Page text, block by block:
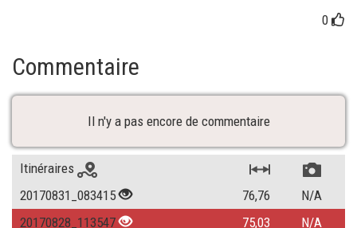
0
Commentaire
Il n'y a pas encore de commentaire
Itinéraires
20170831_083415
76,76
N/A
20170828_113547
75,03
N/A